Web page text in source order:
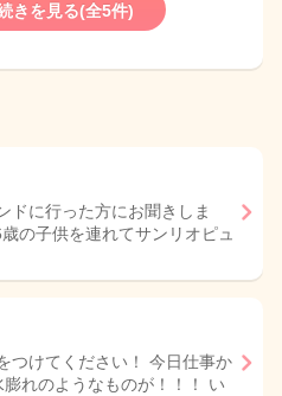
きを見る(全5件)
ドに行った方にお聞きしま
の子供を連れてサンリオピュ
つけてください！ 今日仕事か
れのようなものが！！！ い